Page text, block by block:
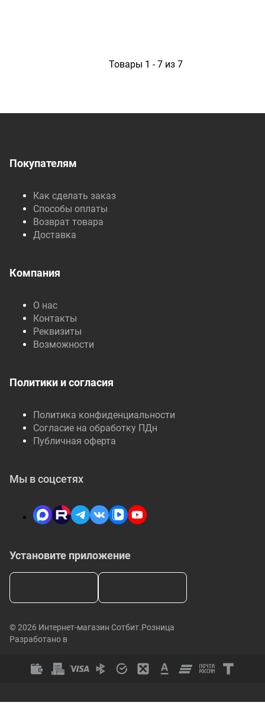
Товары 1 - 7 из 7
Покупателям
Как сделать заказ
Способы оплаты
Возврат товара
Доставка
Компания
О нас
Контакты
Реквизиты
Возможности
Политики и согласия
Политика конфиденциальности
Согласие на обработку ПДн
Публичная оферта
Установите приложение
Мы в соцсетях
© 2026 Интернет-магазин Сотбит.Розница
Разработано в